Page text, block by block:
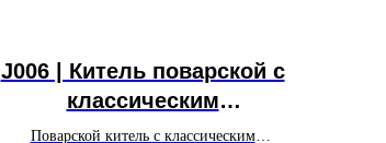
J006 | Китель поварской c
классическим
воротником
Поварской китель с классическим